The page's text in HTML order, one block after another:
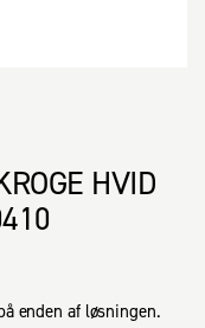
HVID
enden af løsningen.